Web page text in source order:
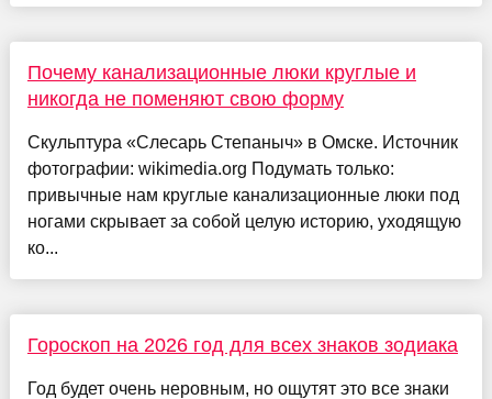
Почему канализационные люки круглые и
никогда не поменяют свою форму
Скульптура «Слесарь Степаныч» в Омске. Источник
фотографии: wikimedia.org Подумать только:
привычные нам круглые канализационные люки под
ногами скрывает за собой целую историю, уходящую
ко...
Гороскоп на 2026 год для всех знаков зодиака
Год будет очень неровным, но ощутят это все знаки